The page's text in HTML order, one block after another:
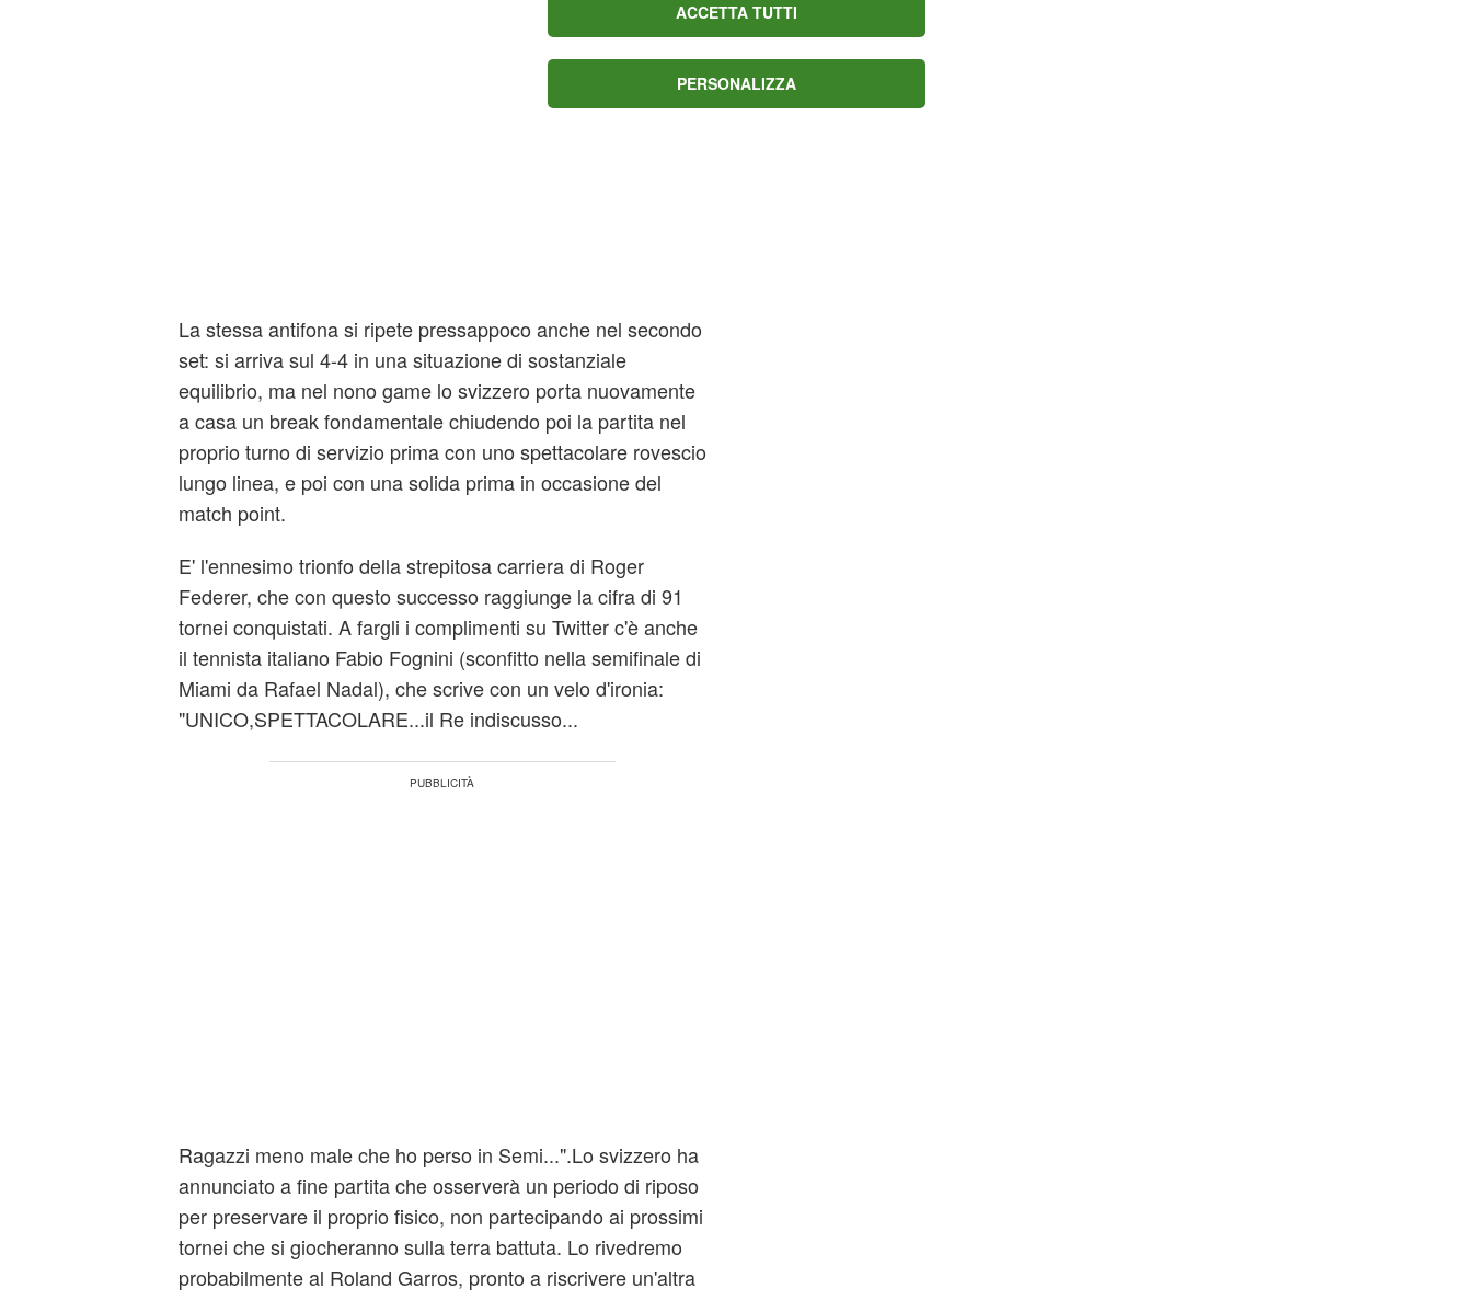
La stessa antifona si ripete pressappoco anche nel secondo
set: si arriva sul 4-4 in una situazione di sostanziale
equilibrio, ma nel nono game lo svizzero porta nuovamente
a casa un break fondamentale chiudendo poi la partita nel
proprio turno di servizio prima con uno spettacolare rovescio
lungo linea, e poi con una solida prima in occasione del
match point.
E' l'ennesimo trionfo della strepitosa carriera di Roger
Federer, che con questo successo raggiunge la cifra di 91
tornei conquistati. A fargli i complimenti su Twitter c'è anche
il tennista italiano Fabio Fognini (sconfitto nella semifinale di
Miami da Rafael Nadal), che scrive con un velo d'ironia:
"UNICO,SPETTACOLARE...il Re indiscusso...
Ragazzi meno male che ho perso in Semi...".Lo svizzero ha
annunciato a fine partita che osserverà un periodo di riposo
per preservare il proprio fisico, non partecipando ai prossimi
tornei che si giocheranno sulla terra battuta. Lo rivedremo
probabilmente al Roland Garros, pronto a riscrivere un'altra
ACCETTA TUTTI
PERSONALIZZA